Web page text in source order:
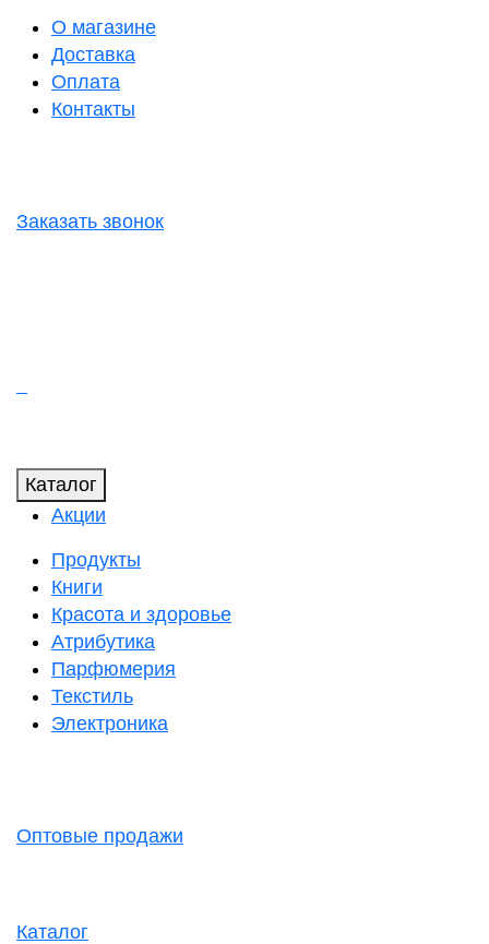
О магазине
Доставка
Оплата
Контакты
Заказать звонок
Каталог
Акции
Продукты
Книги
Красота и здоровье
Атрибутика
Парфюмерия
Текстиль
Электроника
Оптовые продажи
Каталог